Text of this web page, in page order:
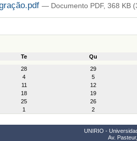
— Documento PDF, 368 KB
Te
Qu
28
29
4
5
11
12
18
19
25
26
1 2
UNIRIO -
Av.